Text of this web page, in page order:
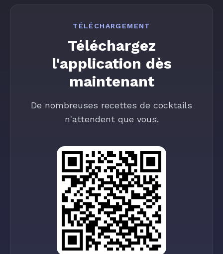
TÉLÉCHARGEMENT
Téléchargez
l'application dès
maintenant
De nombreuses recettes de cocktails
n'attendent que vous.